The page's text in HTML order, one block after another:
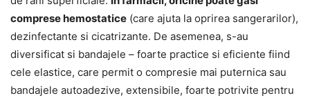
comprese hemostatice (care ajuta la oprirea sangerarilor),
dezinfectante si cicatrizante. De asemenea, s-au
diversificat si bandajele – foarte practice si eficiente fiind
cele elastice, care permit o compresie mai puternica sau
bandajele autoadezive, extensibile, foarte potrivite pentru